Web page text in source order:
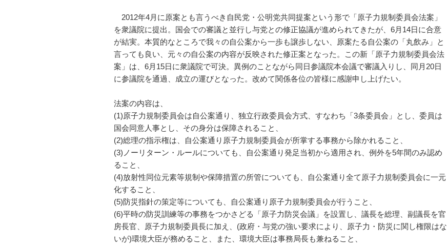
2012年4月に原案とも言うべき自民党・公明党共同提案という形で「原子力規制委員会法案」
を衆議院に提出。国会での審議と並行し与党との修正協議が進められてきたが、6月14日に合意
が結実。本質的なところで我々の自公案から一歩も譲歩しない、原案たる自公案の「丸飲み」と
言っても良い、元々の自公案の内容が反映された修正案となった。この新「原子力規制委員会法
案」は、6月15日に衆議院で可決。異例のことながら同日参議院本会議で審議入りし、同月20日
に参議院を通過、成立の運びとなった。改めて関係各位の皆様に感謝申し上げたい。
法案の内容は、
(1)原子力規制委員会は自公案通り、独立行政委員会方式、すなわち「3条委員会」とし、委員は
国会同意人事とし、その身分は保障されること、
(2)総理の指示権は、自公案通り原子力規制委員会が所掌する事務から除かれること、
(3)ノーリターン・ルールについても、自公案通り発足当初から適用され、例外を5年間のみ認め
ること、
(4)放射性同位元素等規制や保障措置の所管についても、自公案通り全て原子力規制委員会に一元
化すること、
(5)防災指針の策定等についても、自公案通り原子力規制委員会が行うこと、
(6)平時の防災訓練等の事務をつかさどる「原子力防災会議」を設置し、議長を総理、副議長を官
房長官、原子力規制委員長に加え、(政府・与党の強い要求により、原子力・防災に関し権限はな
いが)環境大臣が務めること、また、環境大臣は事務局長も兼ねること、